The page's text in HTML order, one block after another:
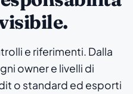
e riferimenti. Dalla
owner e livelli di
o standard ed esporti